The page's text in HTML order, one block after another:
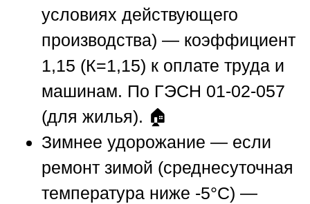
условиях действующего
производства) — коэффициент
1,15 (К=1,15) к оплате труда и
машинам. По ГЭСН 01-02-057
(для жилья). 🏠
Зимнее удорожание — если
ремонт зимой (среднесуточная
температура ниже -5°C) —